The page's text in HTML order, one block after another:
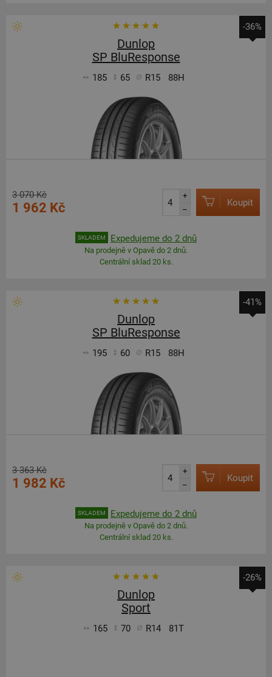
-36%
Dunlop
SP BluResponse
185 65 R15 88H
3 070 Kč
1 962 Kč
+
–
Koupit
SKLADEM Expedujeme do 2 dnů
Na prodejně v Opavě do 2 dnů.
Centrální sklad 20 ks.
-41%
Dunlop
SP BluResponse
195 60 R15 88H
3 363 Kč
1 982 Kč
+
–
Koupit
SKLADEM Expedujeme do 2 dnů
Na prodejně v Opavě do 2 dnů.
Centrální sklad 20 ks.
-26%
Dunlop
Sport
165 70 R14 81T